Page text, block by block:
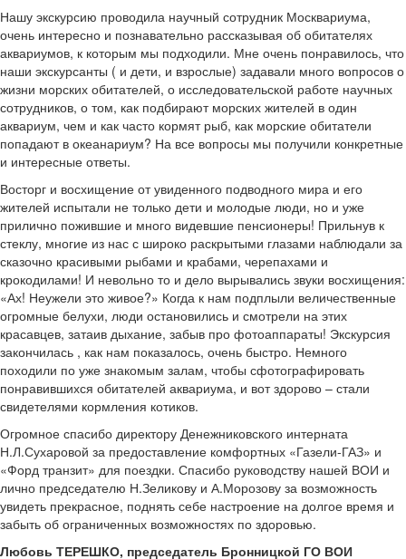
Нашу экскурсию проводила научный сотрудник Москвариума,
очень интересно и познавательно рассказывая об обитателях
аквариумов, к которым мы подходили. Мне очень понравилось, что
наши экскурсанты ( и дети, и взрослые) задавали много вопросов о
жизни морских обитателей, о исследовательской работе научных
сотрудников, о том, как подбирают морских жителей в один
аквариум, чем и как часто кормят рыб, как морские обитатели
попадают в океанариум? На все вопросы мы получили конкретные
и интересные ответы.
Восторг и восхищение от увиденного подводного мира и его
жителей испытали не только дети и молодые люди, но и уже
прилично пожившие и много видевшие пенсионеры! Прильнув к
стеклу, многие из нас с широко раскрытыми глазами наблюдали за
сказочно красивыми рыбами и крабами, черепахами и
крокодилами! И невольно то и дело вырывались звуки восхищения:
«Ах! Неужели это живое?» Когда к нам подплыли величественные
огромные белухи, люди остановились и смотрели на этих
красавцев, затаив дыхание, забыв про фотоаппараты! Экскурсия
закончилась , как нам показалось, очень быстро. Немного
походили по уже знакомым залам, чтобы сфотографировать
понравившихся обитателей аквариума, и вот здорово – стали
свидетелями кормления котиков.
Огромное спасибо директору Денежниковского интерната
Н.Л.Сухаровой за предоставление комфортных «Газели-ГАЗ» и
«Форд транзит» для поездки. Спасибо руководству нашей ВОИ и
лично председателю Н.Зеликову и А.Морозову за возможность
увидеть прекрасное, поднять себе настроение на долгое время и
забыть об ограниченных возможностях по здоровью.
Любовь ТЕРЕШКО, председатель Бронницкой ГО ВОИ